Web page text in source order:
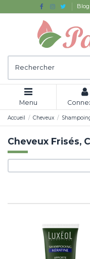
Blog
Menu
Accueil Cheveux
Cheveux Frisés,